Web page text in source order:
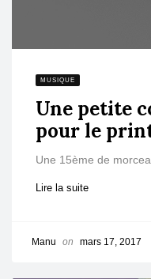
MUSIQUE
Une petite
pour le
Une 15ème de
Lire la suite
Manu on mars 17, 2017